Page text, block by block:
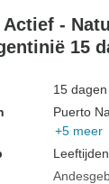
Actief -
15
15 dagen
Puerto
+5 meer